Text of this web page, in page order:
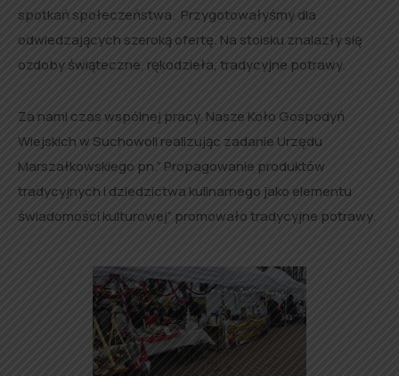
spotkań społeczeństwa. Przygotowałyśmy dla
odwiedzających szeroką ofertę. Na stoisku znalazły się
ozdoby świąteczne, rękodzieła, tradycyjne potrawy.
Za nami czas wspólnej pracy. Nasze Koło Gospodyń
Wiejskich w Suchowoli realizując zadanie Urzędu
Marszałkowskiego pn.” Propagowanie produktów
tradycyjnych i dziedzictwa kulinarnego jako elementu
świadomości kulturowej” promowało tradycyjne potrawy.